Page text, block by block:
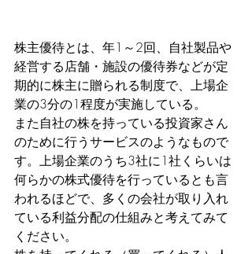
株主優待とは、年1～2回、自社製品や
経営する店舗・施設の優待券などが定
期的に株主に贈られる制度で、上場企
業の3分の1程度が実施している。
また自社の株を持っている投資家さん
のために行うサービスのようなもので
す。上場企業のうち3社に1社くらいは
何らかの株式優待を行っているとも言
われるほどで、多くの会社が取り入れ
ている利益分配の仕組みと考えてみて
ください。